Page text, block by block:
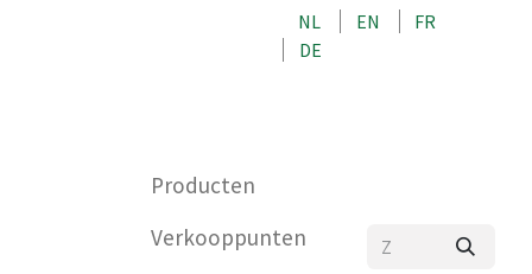
NL EN
FR
DE
Producten
Verkooppunten